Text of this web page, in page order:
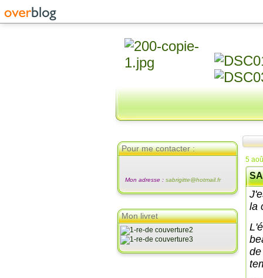
Pour me contacter :
Mon adresse : sabrigitte@hotmail.fr
Mon livret
5
la